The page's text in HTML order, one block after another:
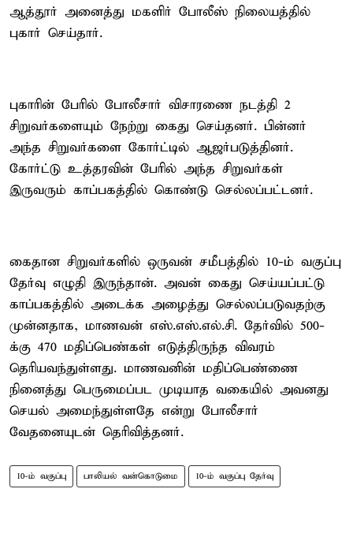
ஆத்தூர் அனைத்து மகளிர் போலீஸ் நிலையத்தில்
புகார் செய்தார்.
புகாரின் பேரில் போலீசார் விசாரணை நடத்தி 2
சிறுவர்களையும் நேற்று கைது செய்தனர். பின்னர்
அந்த சிறுவர்களை கோர்ட்டில் ஆஜர்படுத்தினர்.
கோர்ட்டு உத்தரவின் பேரில் அந்த சிறுவர்கள்
இருவரும் காப்பகத்தில் கொண்டு செல்லப்பட்டனர்.
கைதான சிறுவர்களில் ஒருவன் சமீபத்தில் 10-ம் வகுப்பு
தேர்வு எழுதி இருந்தான். அவன் கைது செய்யப்பட்டு
காப்பகத்தில் அடைக்க அழைத்து செல்லப்படுவதற்கு
முன்னதாக, மாணவன் எஸ்.எஸ்.எல்.சி. தேர்வில் 500-
க்கு 470 மதிப்பெண்கள் எடுத்திருந்த விவரம்
தெரியவந்துள்ளது. மாணவனின் மதிப்பெண்ணை
நினைத்து பெருமைப்பட முடியாத வகையில் அவனது
செயல் அமைந்துள்ளதே என்று போலீசார்
வேதனையுடன் தெரிவித்தனர்.
10-ம் வகுப்பு பாலியல் வன்கொடுமை 10-ம் வகுப்பு தேர்வு